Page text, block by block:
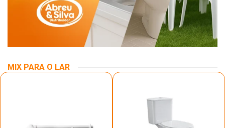
MIX PARA O LAR